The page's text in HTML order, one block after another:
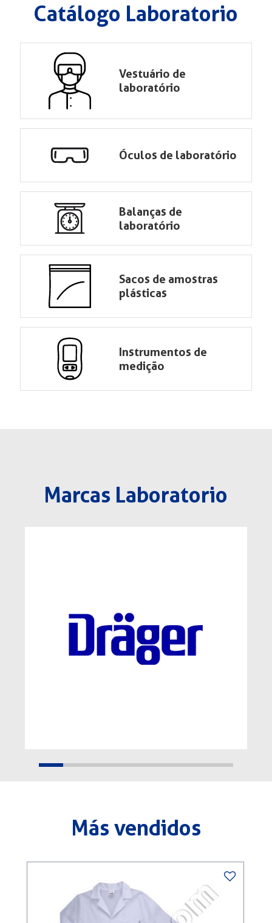
Catálogo Laboratorio
Vestuário de
laboratório
Óculos de laboratório
Balanças de
laboratório
Sacos de amostras
plásticas
Instrumentos de
medição
Marcas Laboratorio
Más vendidos